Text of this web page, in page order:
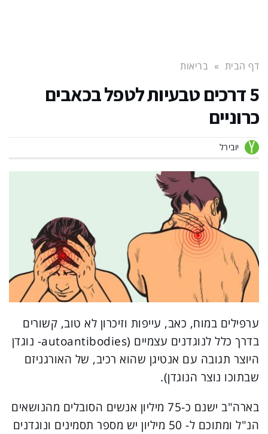
דף הבית » בריאות
5 דרכים טבעיות לטפל בכאבים
כרוניים
יובירל
ערפילים במוח, כאב, עייפות וזיכרון לא טוב, קשורים
בדרך כלל לנוגדנים עצמיים (autoantibodies- נוגדן
היוצר תגובה עם אנטיגן שהוא רכיב, של האורגניזם
שבתוכו נוצר הנוגדן).
בארה"ב ישנם כ-75 מיליון אנשים הסובלים מהנושאים
הנ"ל ומתוכם ל- 50 מיליון יש מספר תסמינים ונוגדנים